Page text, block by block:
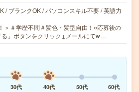
/ ブランクOK / パソコンスキル不要 / 英語力
＞＃学歴不問＃髪色・髪型自由！○応募後の
る」ボタンをクリック↓メールにてw…
30代 40代 50代 60代